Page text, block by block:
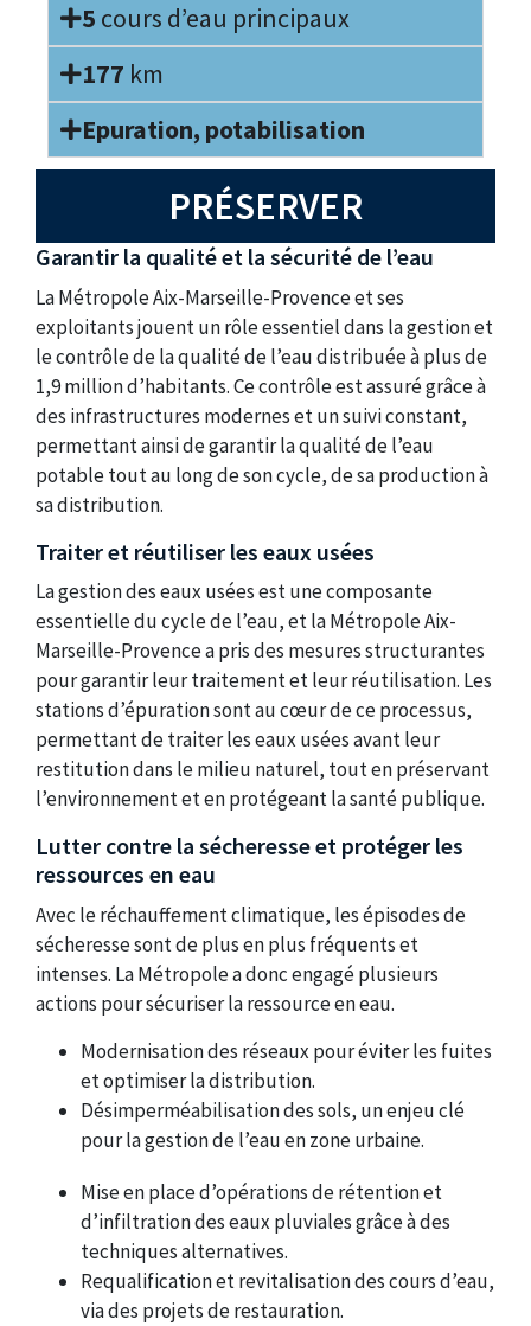
5 cours d’eau principaux
177 km
Epuration, potabilisation
PRÉSERVER
Garantir la qualité et la sécurité de l’eau
La Métropole Aix-Marseille-Provence et ses
exploitants jouent un rôle essentiel dans la gestion et
le contrôle de la qualité de l’eau distribuée à plus de
1,9 million d’habitants. Ce contrôle est assuré grâce à
des infrastructures modernes et un suivi constant,
permettant ainsi de garantir la qualité de l’eau
potable tout au long de son cycle, de sa production à
sa distribution.
Traiter et réutiliser les eaux usées
La gestion des eaux usées est une composante
essentielle du cycle de l’eau, et la Métropole Aix-
Marseille-Provence a pris des mesures structurantes
pour garantir leur traitement et leur réutilisation. Les
stations d’épuration sont au cœur de ce processus,
permettant de traiter les eaux usées avant leur
restitution dans le milieu naturel, tout en préservant
l’environnement et en protégeant la santé publique.
Lutter contre la sécheresse et protéger les
ressources en eau
Avec le réchauffement climatique, les épisodes de
sécheresse sont de plus en plus fréquents et
intenses. La Métropole a donc engagé plusieurs
actions pour sécuriser la ressource en eau.
Modernisation des réseaux pour éviter les fuites
et optimiser la distribution.
Désimperméabilisation des sols, un enjeu clé
pour la gestion de l’eau en zone urbaine.
Mise en place d’opérations de rétention et
d’infiltration des eaux pluviales grâce à des
techniques alternatives.
Requalification et revitalisation des cours d’eau,
via des projets de restauration.